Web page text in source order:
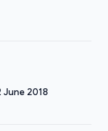
June 2018